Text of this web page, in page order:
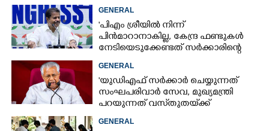
GENERAL
'പിഎം ശ്രീയിൽ നിന്ന്
പിൻമാറാനാകില്ല, കേന്ദ്ര ഫണ്ടുകൾ
നേടിയെടുക്കേണ്ടത് സർക്കാരിന്റെ
ഉത്തരവാദിത്തം'; അടൂർ പ്രകാശ്
GENERAL
'യുഡിഎഫ് സർക്കാ‌ർ ചെയ്യുന്നത്
സംഘപരിവാർ സേവ, മുഖ്യമന്ത്രി
പറയുന്നത് വസ്‌തുതയ്‌ക്ക്
നിരക്കാത്ത കാര്യങ്ങൾ'
GENERAL